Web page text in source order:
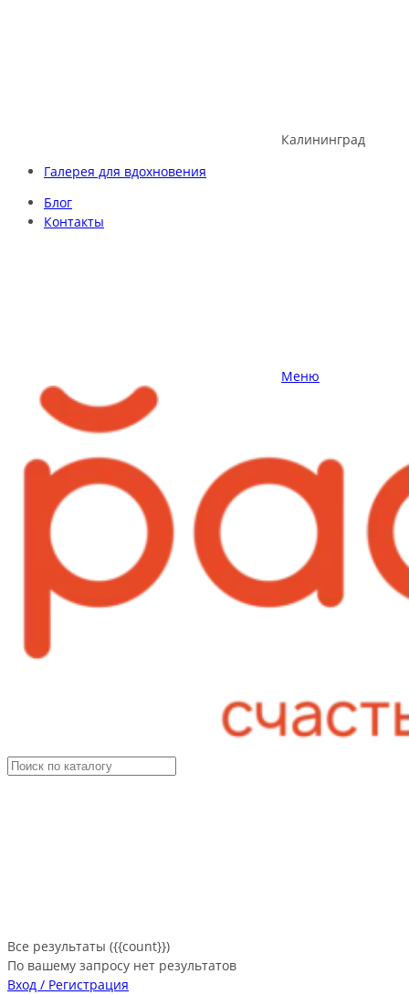
Калининград
Галерея для вдохновения
Блог
Контакты
Меню
Все результаты ({{count}})
По вашему запросу нет результатов
Вход / Регистрация